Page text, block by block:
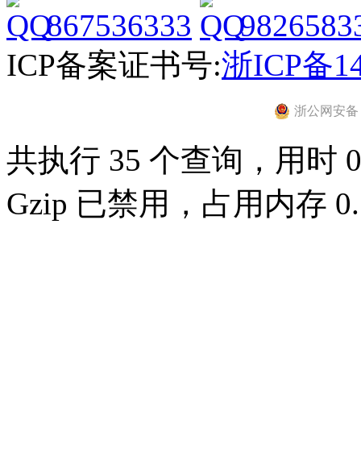
867536333
ICP备案证书号:浙ICP备
浙公网安备
共执行 35 个查询，用时
Gzip 已禁用，占用内存